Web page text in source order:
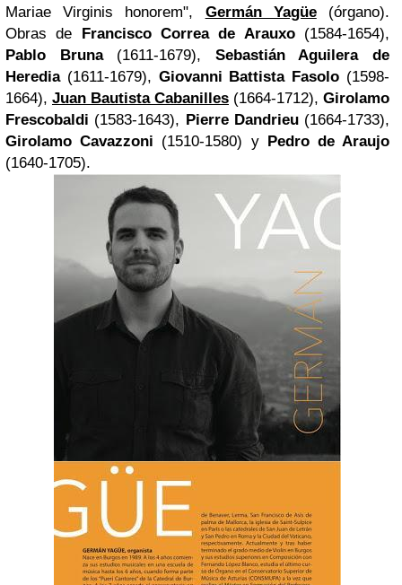
Mariae Virginis honorem", Germán Yagüe(órgano).
Obras de Francisco Correade Arauxo(1584-1654),
Pablo Bruna(1611-1679), Sebastián Aguilera de
Heredia(1611-1679), Giovanni Battista Fasolo (1598-
1664), Juan BautistaCabanilles (1664-1712), Girolamo
Frescobaldi (1583-1643), Pierre Dandrieu(1664-1733),
Girolamo Cavazzoni (1510-1580) y Pedro de Araujo
(1640-1705).